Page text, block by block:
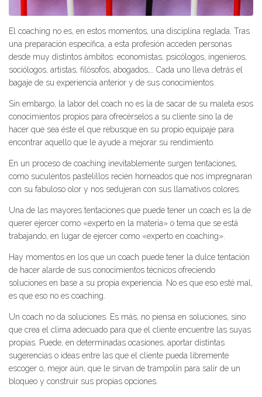
El coaching no es, en estos momentos, una disciplina reglada. Tras
una preparación específica, a esta profesión acceden personas
desde muy distintos ámbitos: economistas, psicólogos, ingenieros,
sociólogos, artistas, filósofos, abogados,… Cada uno lleva detrás el
bagaje de su experiencia anterior y de sus conocimientos.
Sin embargo, la labor del coach no es la de sacar de su maleta esos
conocimientos propios para ofrecérselos a su cliente sino la de
hacer que sea éste el que rebusque en su propio equipaje para
encontrar aquello que le ayude a mejorar su rendimiento.
En un proceso de coaching inevitablemente surgen tentaciones,
como suculentos pastelillos recién horneados que nos impregnaran
con su fabuloso olor y nos sedujeran con sus llamativos colores.
Una de las mayores tentaciones que puede tener un coach es la de
querer ejercer como «experto en la materia» o tema que se está
trabajando, en lugar de ejercer como «experto en coaching».
Hay momentos en los que un coach puede tener la dulce tentación
de hacer alarde de sus conocimientos técnicos ofreciendo
soluciones en base a su propia experiencia. No es que eso esté mal,
es que eso no es coaching.
Un coach no da soluciones. Es más, no piensa en soluciones, sino
que crea el clima adecuado para que el cliente encuentre las suyas
propias. Puede, en determinadas ocasiones, aportar distintas
sugerencias o ideas entre las que el cliente pueda libremente
escoger o, mejor aún, que le sirvan de trampolín para salir de un
bloqueo y construir sus propias opciones.